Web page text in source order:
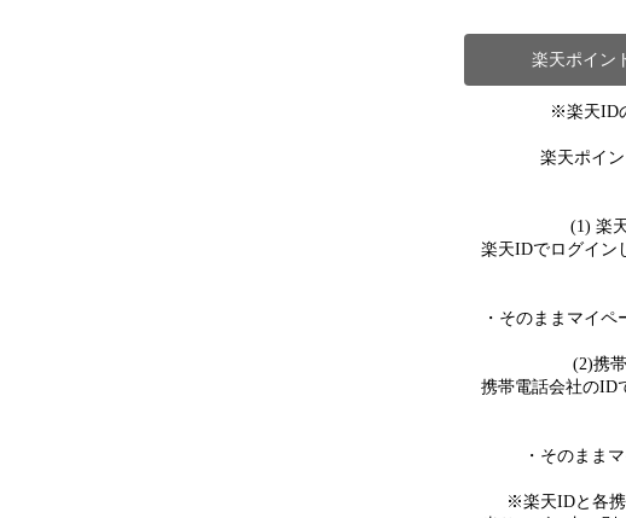
楽天ポイン
※楽天ID
楽天ポイ
(1) 楽
楽天IDでログイン
・そのままマイ
(2)携
携帯電話会社のID
・そのまま
※楽天IDと各携